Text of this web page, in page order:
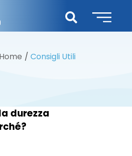
Home Consigli Utili
durezza